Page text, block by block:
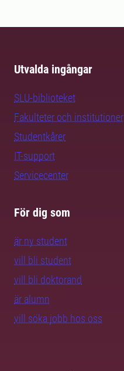
Utvalda ingångar
SLU-biblioteket
Fakulteter och institutioner
Studentkårer
IT-support
Servicecenter
För dig som
är ny student
vill bli student
vill bli doktorand
är alumn
vill söka jobb hos oss